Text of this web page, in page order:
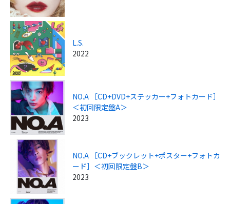
L.S.
2022
NO.A ［CD+DVD+ステッカー+フォトカード］
＜初回限定盤A＞
2023
NO.A ［CD+ブックレット+ポスター+フォトカ
ード］＜初回限定盤B＞
2023